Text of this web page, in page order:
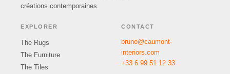
créations contemporaines.
EXPLORER
The Rugs
The Furniture
The Tiles
CONTACT
bruno@caumont-
interiors.com
+33 6 99 51 12 33